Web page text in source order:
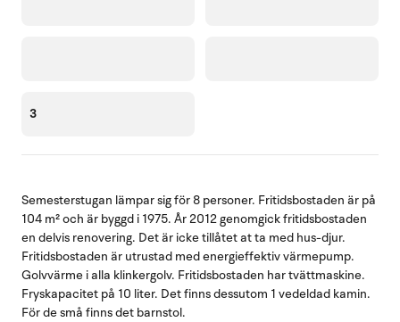
3
Semesterstugan lämpar sig för 8 personer. Fritidsbostaden är på
104 m² och är byggd i 1975. År 2012 genomgick fritidsbostaden
en delvis renovering. Det är icke tillåtet at ta med hus-djur.
Fritidsbostaden är utrustad med energieffektiv värmepump.
Golvvärme i alla klinkergolv. Fritidsbostaden har tvättmaskine.
Fryskapacitet på 10 liter. Det finns dessutom 1 vedeldad kamin.
För de små finns det barnstol.